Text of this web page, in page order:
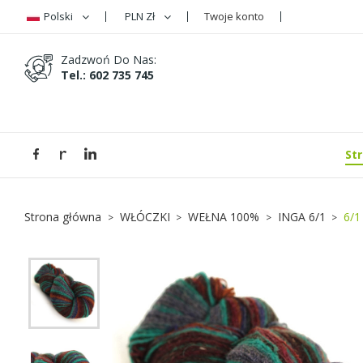
Polski PLN Zł Twoje konto
Zadzwoń Do Nas:
Tel.: 602 735 745
Strona główna WŁÓCZKI WEŁNA 100% INGA 6/1 6/1